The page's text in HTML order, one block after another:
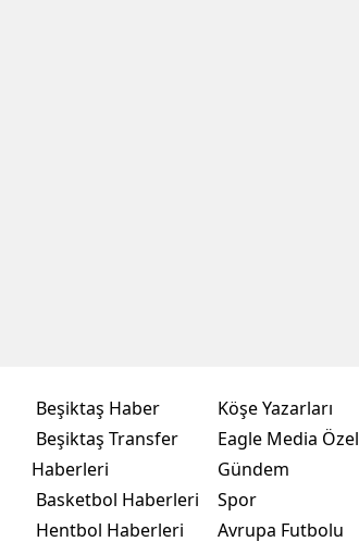
Beşiktaş Haber
Beşiktaş Transfer
Haberleri
Basketbol Haberleri
Hentbol Haberleri
Köşe Yazarları
Eagle Media Özel
Gündem
Spor
Avrupa Futbolu